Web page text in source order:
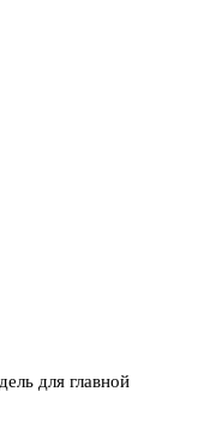
для главной